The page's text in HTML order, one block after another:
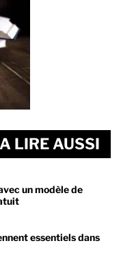
A LIRE AUSSI
un modèle de
essentiels dans